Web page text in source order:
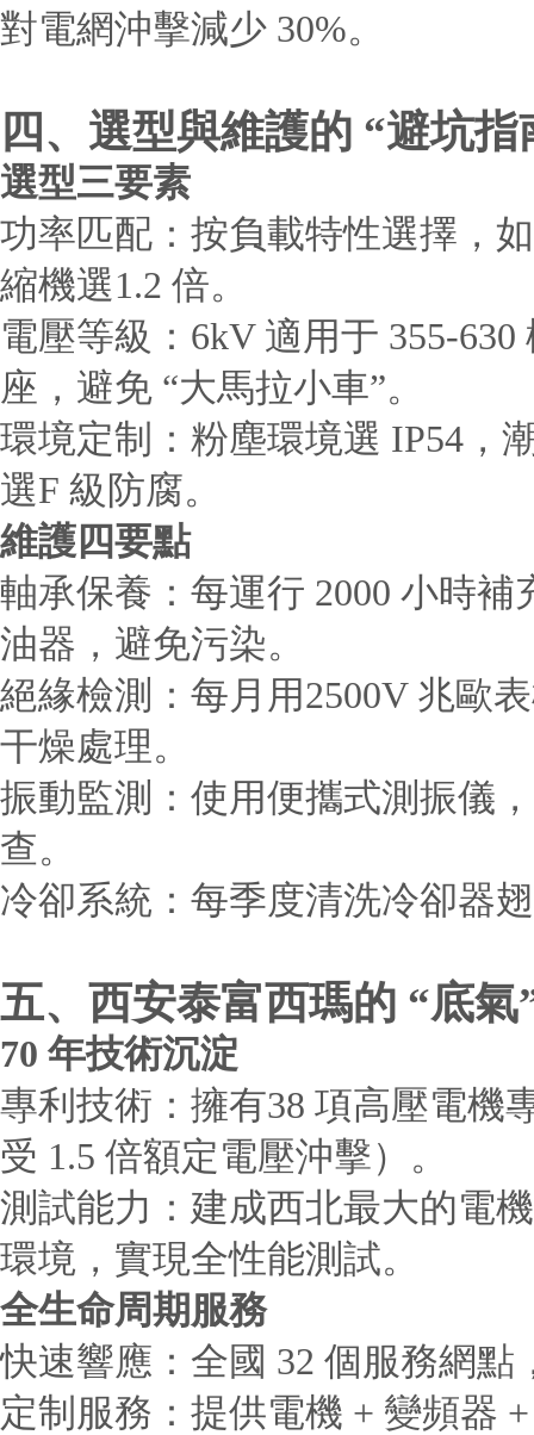
對電網沖擊減少 30%。
四、選型與維護的 “避坑指
選型三要素
功率匹配：按負載特性選擇，
縮機選1.2 倍。
電壓等級：6kV 適用于 355-
座，避免 “大馬拉小車”。
環境定制：粉塵環境選 IP54，
選F 級防腐。
維護四要點
軸承保養：每運行 2000 小時
油器，避免污染。
絕緣檢測：每月用2500V 兆歐
干燥處理。
振動監測：使用便攜式測振儀
查。
冷卻系統：每季度清洗冷卻器
五、西安泰富西瑪的 “底氣
70 年技術沉淀
專利技術：擁有38 項高壓電機
受 1.5 倍額定電壓沖擊）。
測試能力：建成西北最大的電
環境，實現全性能測試。
全生命周期服務
快速響應：全國 32 個服務網點
定制服務：提供電機 + 變頻器